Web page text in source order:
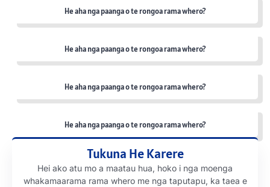
He aha nga paanga o te rongoa rama whero?
He aha nga paanga o te rongoa rama whero?
He aha nga paanga o te rongoa rama whero?
He aha nga paanga o te rongoa rama whero?
Tukuna He Karere
Hei ako atu mo a maatau hua, hoko i nga moenga
whakamaarama rama whero me nga taputapu, ka taea e